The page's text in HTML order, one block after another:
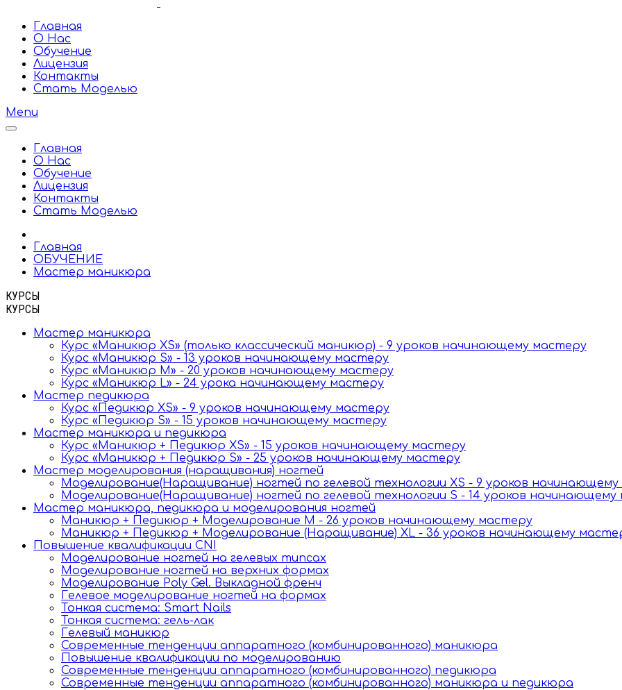
Главная
О Нас
Обучение
Лицензия
Контакты
Стать Моделью
Menu
Главная
О Нас
Обучение
Лицензия
Контакты
Стать Моделью
Главная
ОБУЧЕНИЕ
Мастер маникюра
КУРСЫ
КУРСЫ
Мастер маникюра
Курс «Маникюр XS» (только классический маникюр) - 9 уроков начинающему мастеру
Курс «Маникюр S» - 13 уроков начинающему мастеру
Курс «Маникюр M» - 20 уроков начинающему мастеру
Курс «Маникюр L» - 24 урока начинающему мастеру
Мастер педикюра
Курс «Педикюр XS» - 9 уроков начинающему мастеру
Курс «Педикюр S» - 15 уроков начинающему мастеру
Мастер маникюра и педикюра
Курс «Маникюр + Педикюр XS» - 15 уроков начинающему мастеру
Курс «Маникюр + Педикюр S» - 25 уроков начинающему мастеру
Мастер моделирования (наращивания) ногтей
Моделирование(Наращивание) ногтей по гелевой технологии XS - 9 уроков
Моделирование(Наращивание) ногтей по гелевой технологии S - 14 уроков начинающему
Мастер маникюра, педикюра и моделирования ногтей
Маникюр + Педикюр + Моделирование М - 26 уроков начинающему мастеру
Маникюр + Педикюр + Моделирование (Наращивание) XL - 36 уроков начинающему
Повышение квалификации CNI
Моделирование ногтей на гелевых типсах
Моделирование ногтей на верхних формах
Моделирование Poly Gel. Выкладной френч
Гелевое моделирование ногтей на формах
Тонкая система: Smart Nails
Тонкая система: гель-лак
Гелевый маникюр
Современные тенденции аппаратного (комбинированного) маникюра
Повышение квалификации по моделированию
Современные тенденции аппаратного (комбинированного) педикюра
Современные тенденции аппаратного (комбинированного) маникюра и педикюра